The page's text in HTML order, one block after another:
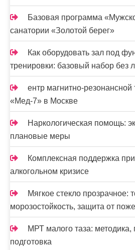
Базовая программа
санатории «Золотой берег»
Как оборудовать зал под
тренировки: базовый набор без
ентр магнитно-
«Мед-7» в Москве
Наркологическая помощь:
плановые меры
Комплексная поддержка
алкогольном кризисе
Мягкое стекло прозрачное:
морозостойкость, защита от
МРТ малого таза: методика,
подготовка